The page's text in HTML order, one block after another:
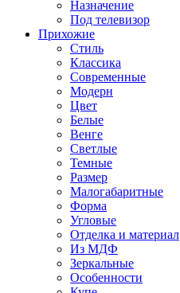
Назначение
Под телевизор
Прихожие
Стиль
Классика
Современные
Модерн
Цвет
Белые
Венге
Светлые
Темные
Размер
Малогабаритные
Форма
Угловые
Отделка и материал
Из МДФ
Зеркальные
Особенности